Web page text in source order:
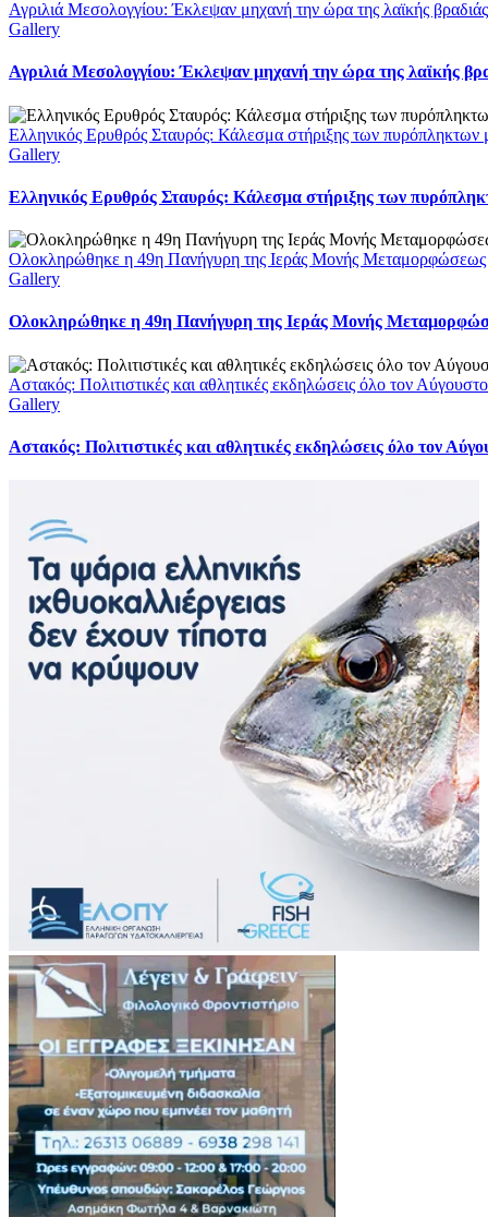
Αγριλιά Μεσολογγίου: Έκλεψαν μηχανή την ώρα της λαϊκής
Gallery
Αγριλιά Μεσολογγίου: Έκλεψαν μηχανή την ώρα της λαϊκής
Ελληνικός Ερυθρός Σταυρός: Κάλεσμα στήριξης των πυρόπληκτων
Gallery
Ελληνικός Ερυθρός Σταυρός: Κάλεσμα στήριξης των
Ολοκληρώθηκε η 49η Πανήγυρη της Ιεράς Μονής
Gallery
Ολοκληρώθηκε η 49η Πανήγυρη της Ιεράς Μονής
Αστακός: Πολιτιστικές και αθλητικές εκδηλώσεις όλο τον
Gallery
Αστακός: Πολιτιστικές και αθλητικές εκδηλώσεις όλο τον